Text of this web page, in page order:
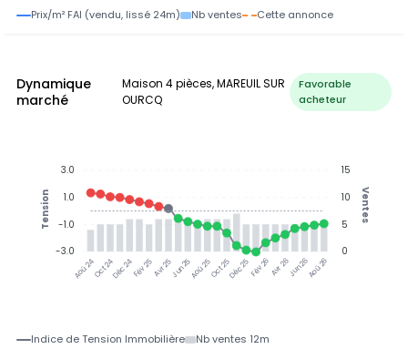
Prix/m² FAI (vendu, lissé 24m) Nb ventes Cette annonce
Dynamique
marché
Maison 4 pièces, MAREUIL SUR
OURCQ
Favorable
acheteur
Aoû 24Oct 24Déc 24Fév 25Avr 25Jun 25Aoû 25Oct 25Déc 25Fév 26Avr 26Jun 26Aoû 26
15
10
5
0
Ventes
3.0
1.0
-1.0
-3.0
Tension
Indice de Tension Immobilière Nb ventes 12m